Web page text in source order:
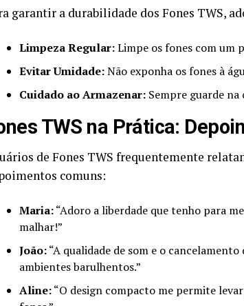
garantir a durabilidade dos Fones TWS,
Limpeza Regular:Limpe os fones com um
Evitar Umidade:Não exponha os fones à
Cuidado ao Armazenar: Sempre guarde
TWS na Prática:
de Fones TWS frequentemente
comuns:
Maria:“Adoro a liberdade que tenho para
malhar!”
João:“A qualidade de som e o
ambientes barulhentos.”
Aline:“O design compacto me permite